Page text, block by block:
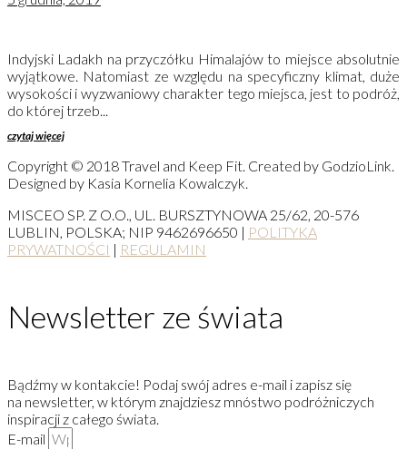
Indyjski Ladakh na przyczółku Himalajów to miejsce absolutnie
wyjątkowe. Natomiast ze względu na specyficzny klimat, duże
wysokości i wyzwaniowy charakter tego miejsca, jest to podróż,
do której trzeb...
czytaj więcej
Copyright © 2018 Travel and Keep Fit. Created by GodzioLink.
Designed by Kasia Kornelia Kowalczyk.
MISCEO SP. Z O.O., UL. BURSZTYNOWA 25/62, 20-576
LUBLIN, POLSKA; NIP 9462696650 | POLITYKA
PRYWATNOŚCI | REGULAMIN
Newsletter ze świata
Bądźmy w kontakcie! Podaj swój adres e-mail i zapisz się
na newsletter, w którym znajdziesz mnóstwo podróżniczych
inspiracji z całego świata.
E-mail